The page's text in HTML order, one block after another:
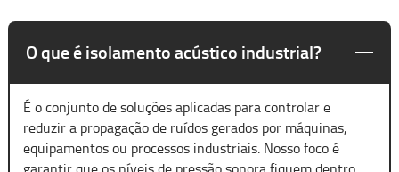
O que é isolamento acústico industrial?
É o conjunto de soluções aplicadas para controlar e
reduzir a propagação de ruídos gerados por máquinas,
equipamentos ou processos industriais. Nosso foco é